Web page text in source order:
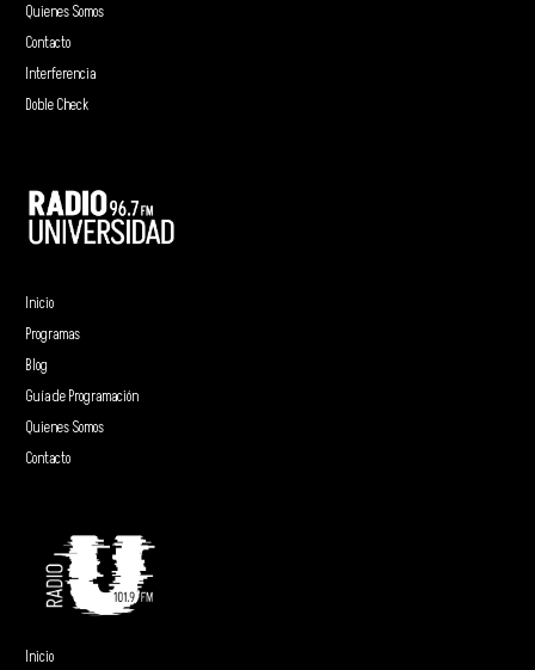
Quienes Somos
Contacto
Interferencia
Doble Check
Inicio
Programas
Blog
Guía de Programación
Quienes Somos
Contacto
Inicio